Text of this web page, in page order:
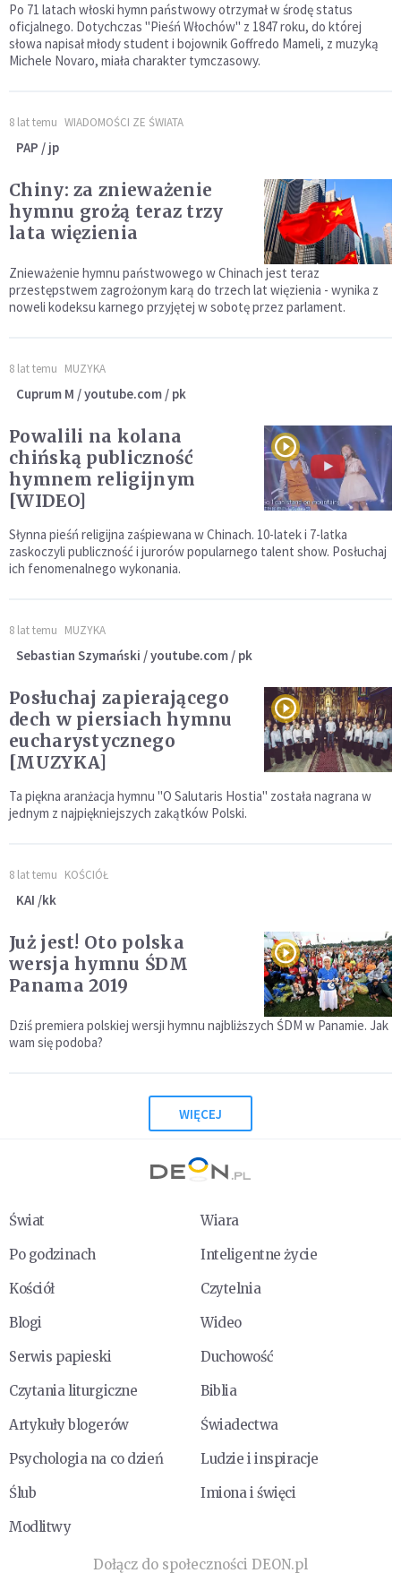
Po 71 latach włoski hymn państwowy otrzymał w środę status
oficjalnego. Dotychczas "Pieśń Włochów" z 1847 roku, do której
słowa napisał młody student i bojownik Goffredo Mameli, z muzyką
Michele Novaro, miała charakter tymczasowy.
8 lat temu WIADOMOŚCI ZE ŚWIATA
PAP / jp
Chiny: za znieważenie
hymnu grożą teraz trzy
lata więzienia
Znieważenie hymnu państwowego w Chinach jest teraz
przestępstwem zagrożonym karą do trzech lat więzienia - wynika z
noweli kodeksu karnego przyjętej w sobotę przez parlament.
8 lat temu MUZYKA
Cuprum M / youtube.com / pk
Powalili na kolana
chińską publiczność
hymnem religijnym
[WIDEO]
Słynna pieśń religijna zaśpiewana w Chinach. 10-latek i 7-latka
zaskoczyli publiczność i jurorów popularnego talent show. Posłuchaj
ich fenomenalnego wykonania.
8 lat temu MUZYKA
Sebastian Szymański / youtube.com / pk
Posłuchaj zapierającego
dech w piersiach hymnu
eucharystycznego
[MUZYKA]
Ta piękna aranżacja hymnu "O Salutaris Hostia" została nagrana w
jednym z najpiękniejszych zakątków Polski.
8 lat temu KOŚCIÓŁ
KAI /kk
Już jest! Oto polska
wersja hymnu ŚDM
Panama 2019
Dziś premiera polskiej wersji hymnu najbliższych ŚDM w Panamie. Jak
wam się podoba?
WIĘCEJ
Świat
Wiara
Po godzinach
Inteligentne życie
Kościół
Czytelnia
Blogi
Wideo
Serwis papieski
Duchowość
Czytania liturgiczne
Biblia
Artykuły blogerów
Świadectwa
Psychologia na co dzień
Ludzie i inspiracje
Ślub
Imiona i święci
Modlitwy
Dołącz do społeczności DEON.pl